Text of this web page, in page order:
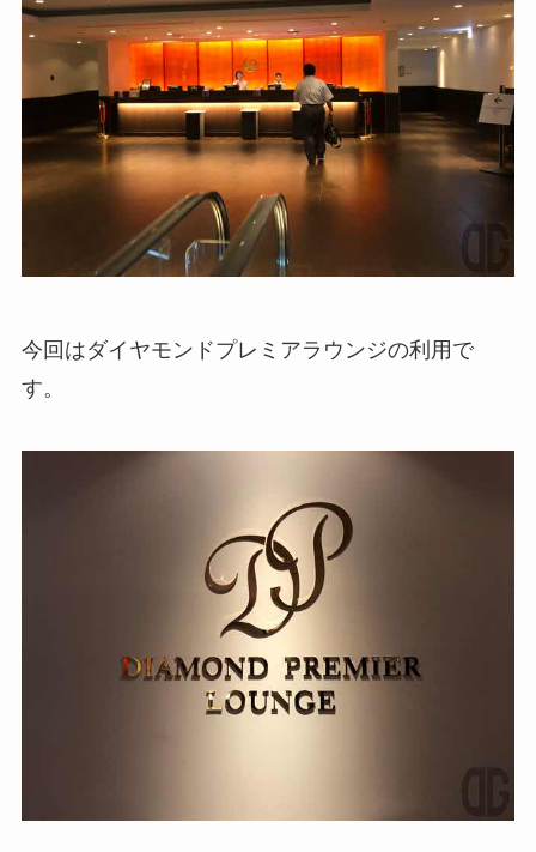
今回はダイヤモンドプレミアラウンジの利用で
す。